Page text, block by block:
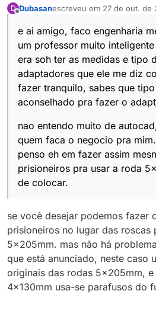
D Dubasanescreveu em 27 de out. de
última edição por
e ai amigo, faco engenharia
um professor muito
era soh ter as medidas e tipo
adaptadores que ele me diz
fazer tranquilo, sabes que
aconselhado pra fazer o
nao entendo muito de
quem faca o negocio pra
penso eh em fazer assim
prisioneiros pra usar a roda
de colocar.
se você desejar podemos fazer
prisioneiros no lugar das roscas
5x205mm. mas não há
que está anunciado, neste caso
originais das rodas 5x205mm, e
4x130mm usa-se parafusos do